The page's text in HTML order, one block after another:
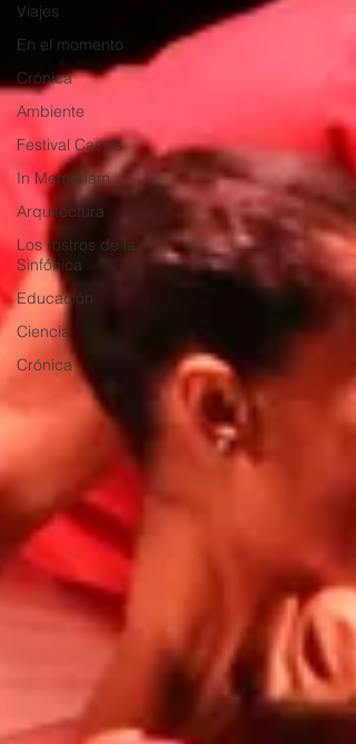
Viajes
En el momento
Crónica
Ambiente
Festival Casals
In Memoriam
Arquitectura
Los rostros de la
Sinfónica
Educación
Ciencia
Crónica